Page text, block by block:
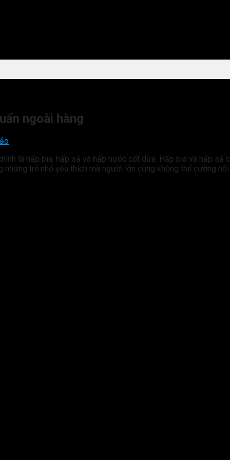
ngoài hàng
là hấp bia, hấp sả và hấp nước cốt dừa. Hấp bia và hấp sả
trẻ nhỏ yêu thích mà người lớn cũng không thể cưỡng